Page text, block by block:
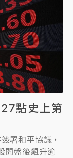
點史上第
署和平協議，
開盤後飆升逾